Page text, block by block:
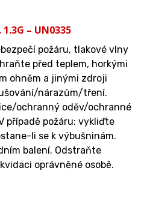
– UN0335
požáru, tlakové vlny
před teplem, horkými
ohněm a jinými zdroji
nárazům/tření.
ochranný oděv/ochranné
případě požáru: vykliďte
li se k výbušninám.
balení. Odstraňte
oprávněné osobě.